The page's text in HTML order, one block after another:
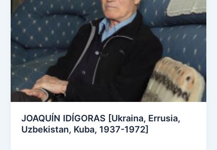
JOAQUÍN IDÍGORAS [Ukraina, Errusia,
Uzbekistan, Kuba, 1937-1972]